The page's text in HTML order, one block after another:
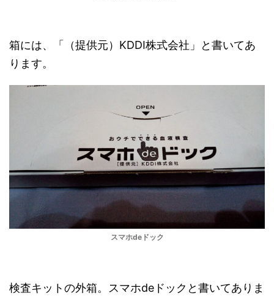
箱には、「（提供元）KDDI株式会社」と書いてあ
ります。
スマホdeドック
検査キットの外箱。スマホdeドックと書いてありま